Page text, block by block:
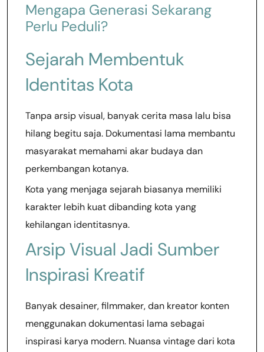
Mengapa Generasi Sekarang
Perlu Peduli?
Sejarah Membentuk
Identitas Kota
Tanpa arsip visual, banyak cerita masa lalu bisa
hilang begitu saja. Dokumentasi lama membantu
masyarakat memahami akar budaya dan
perkembangan kotanya.
Kota yang menjaga sejarah biasanya memiliki
karakter lebih kuat dibanding kota yang
kehilangan identitasnya.
Arsip Visual Jadi Sumber
Inspirasi Kreatif
Banyak desainer, filmmaker, dan kreator konten
menggunakan dokumentasi lama sebagai
inspirasi karya modern. Nuansa vintage dari kota